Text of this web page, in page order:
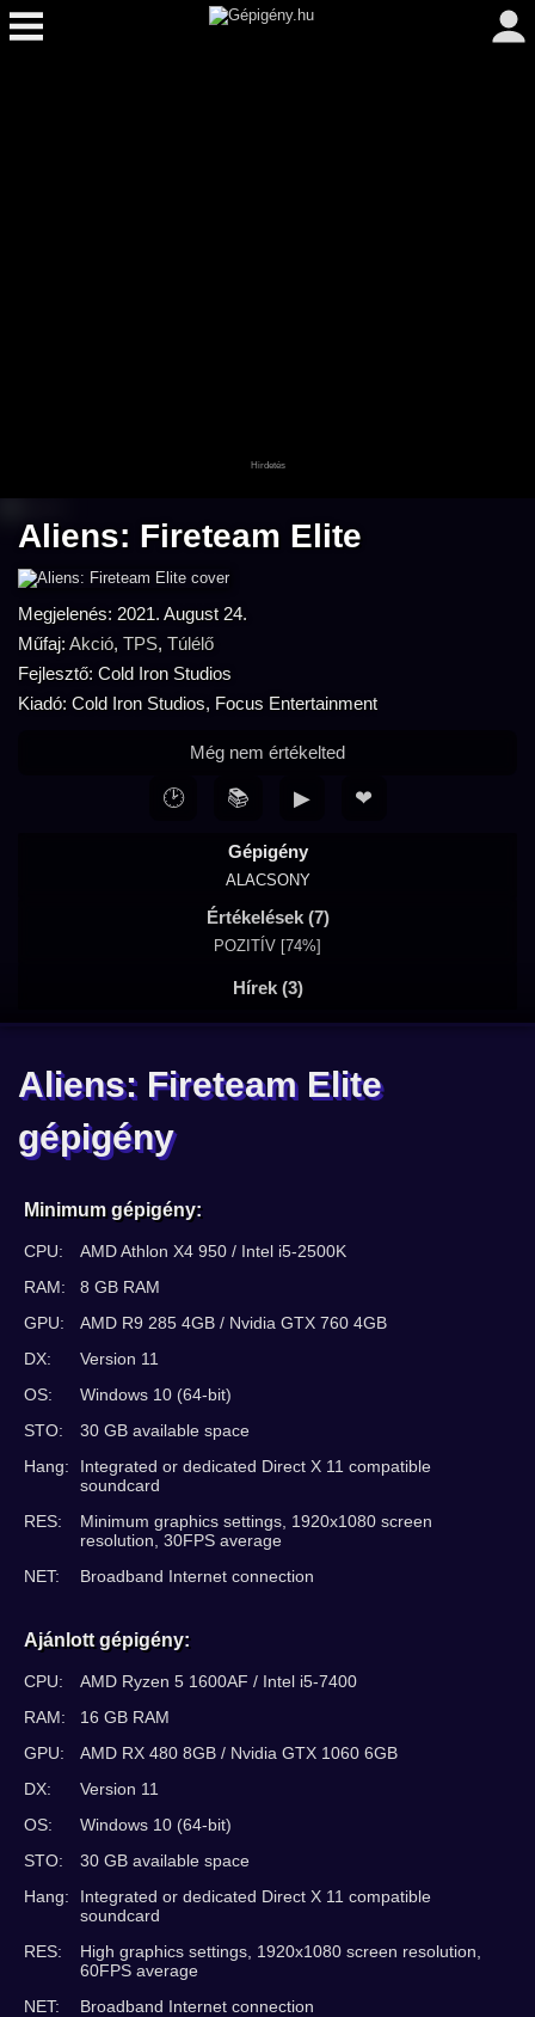
Aliens: Fireteam Elite
Megjelenés: 2021. August 24.
Műfaj: Akció, TPS, Túlélő
Fejlesztő: Cold Iron Studios
Kiadó: Cold Iron Studios, Focus Entertainment
Gépigény
ALACSONY
Értékelések (7)
POZITÍV [74%]
Hírek (3)
Még nem értékelted
🕑 📚 ▶ ❤
Aliens: Fireteam Elite
gépigény
Minimum gépigény:
CPU:
AMD Athlon X4 950 / Intel i5-2500K
RAM:
8 GB RAM
GPU:
AMD R9 285 4GB / Nvidia GTX 760 4GB
DX:
Version 11
OS:
Windows 10 (64-bit)
STO:
30 GB available space
Hang:
Integrated or dedicated Direct X 11 compatible
soundcard
RES:
Minimum graphics settings, 1920x1080 screen
resolution, 30FPS average
NET:
Broadband Internet connection
Ajánlott gépigény:
CPU:
AMD Ryzen 5 1600AF / Intel i5-7400
RAM:
16 GB RAM
GPU:
AMD RX 480 8GB / Nvidia GTX 1060 6GB
DX:
Version 11
OS:
Windows 10 (64-bit)
STO:
30 GB available space
Hang:
Integrated or dedicated Direct X 11 compatible
soundcard
RES:
High graphics settings, 1920x1080 screen resolution,
60FPS average
NET:
Broadband Internet connection